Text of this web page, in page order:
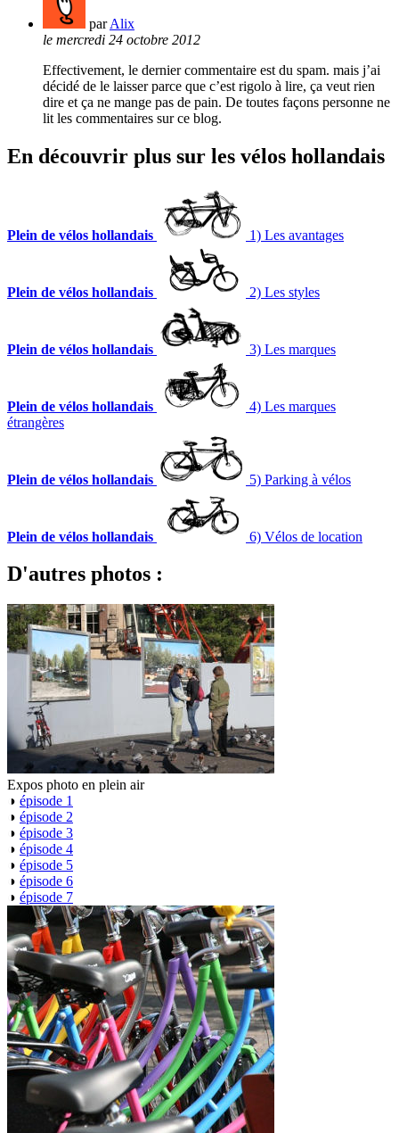
parAlix
le mercredi 24 octobre 2012
Effectivement, le dernier commentaire est du spam. mais j’ai
décidé de le laisser parce que c’est rigolo à lire, ça veut rien
dire et ça ne mange pas de pain. De toutes façons personne ne
lit les commentaires sur ce blog.
En découvrir plus sur les vélos hollandais
Plein de vélos hollandais 1) Les avantages
Plein de vélos hollandais 2) Les styles
Plein de vélos hollandais 3) Les marques
Plein de vélos hollandais
4) Les marques
étrangères
Plein de vélos hollandais 5) Parking à vélos
Plein de vélos hollandais 6) Vélos de location
D'autres photos :
Expos photo en plein air
◑ épisode 1
◑ épisode 2
◑ épisode 3
◑ épisode 4
◑ épisode 5
◑ épisode 6
◑ épisode 7